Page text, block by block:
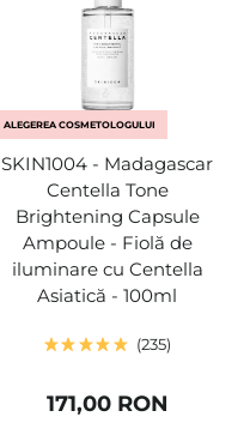
ALEGEREA COSMETOLOGULUI
SKIN1004 - Madagascar
Centella Tone
Brightening Capsule
Ampoule - Fiolă de
iluminare cu Centella
Asiatică - 100ml
235
171,00 RON